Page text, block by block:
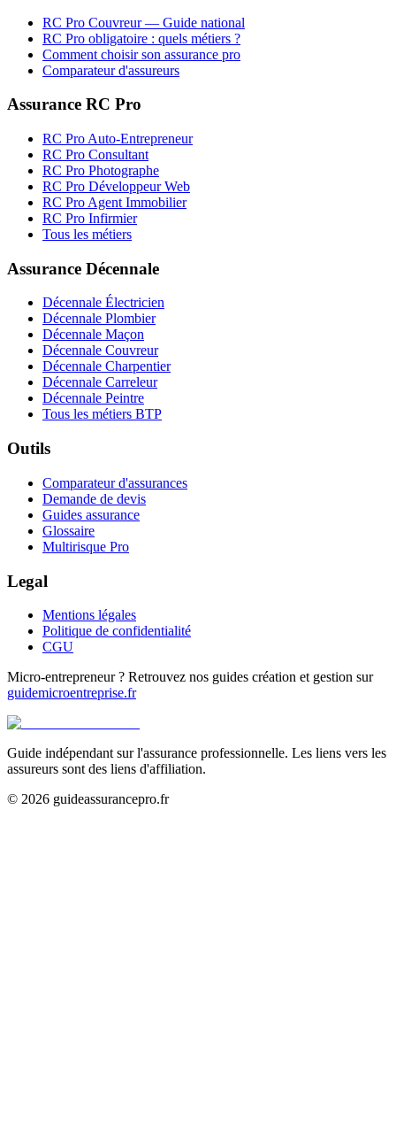
RC Pro Couvreur— Guide national
RC Pro obligatoire : quels métiers ?
Comment choisir son assurance pro
Comparateur d'assureurs
Assurance RC Pro
RC Pro Auto-Entrepreneur
RC Pro Consultant
RC Pro Photographe
RC Pro Développeur Web
RC Pro Agent Immobilier
RC Pro Infirmier
Tous les métiers
Assurance Décennale
Décennale Électricien
Décennale Plombier
Décennale Maçon
Décennale Couvreur
Décennale Charpentier
Décennale Carreleur
Décennale Peintre
Tous les métiers BTP
Outils
Comparateur d'assurances
Demande de devis
Guides assurance
Glossaire
Multirisque Pro
Legal
Mentions légales
Politique de confidentialité
CGU
Micro-entrepreneur ? Retrouvez nos guides création et gestion sur
guidemicroentreprise.fr
Guide indépendant sur l'assurance professionnelle. Les liens vers les
assureurs sont des liens d'affiliation.
© 2026 guideassurancepro.fr